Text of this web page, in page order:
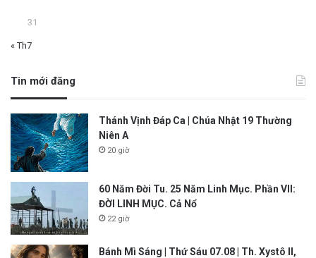
31
« Th7
Tin mới đăng
Thánh Vịnh Đáp Ca | Chúa Nhật 19 Thường
Niên A
20 giờ
60 Năm Đời Tu. 25 Năm Linh Mục. Phần VII:
ĐỜI LINH MỤC. Cả Nổ
22 giờ
Bánh Mì Sáng | Thứ Sáu 07.08 | Th. Xystô II,